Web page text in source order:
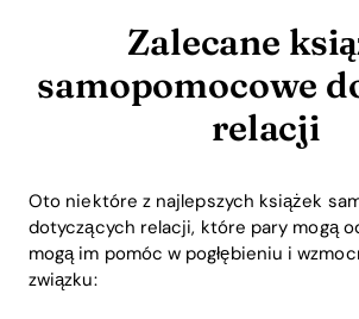
Zalecane
samopomocowe
relacji
Oto niektóre z najlepszych książek
dotyczących relacji, które pary mogą
mogą im pomóc w pogłębieniu i
związku: